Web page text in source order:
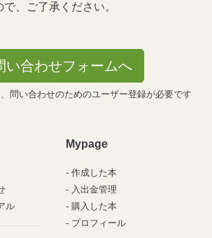
、ご了承ください。
い合わせフォームへ
問い合わせのためのユーザー登録が必要です
ル
Mypage
作成した本
入出金管理
購入した本
プロフィール